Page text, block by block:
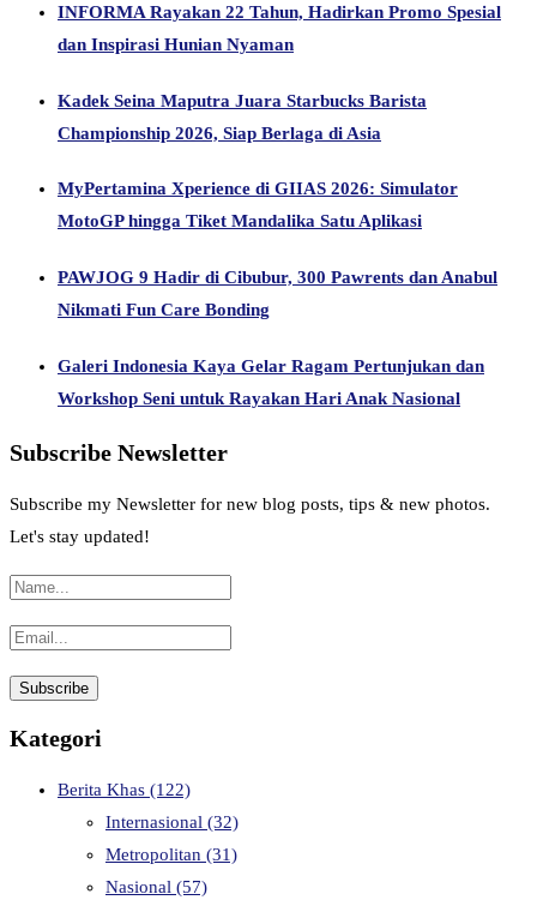
INFORMA Rayakan 22 Tahun, Hadirkan Promo Spesial
dan Inspirasi Hunian Nyaman
Kadek Seina Maputra Juara Starbucks Barista
Championship 2026, Siap Berlaga di Asia
MyPertamina Xperience di GIIAS 2026: Simulator
MotoGP hingga Tiket Mandalika Satu Aplikasi
PAWJOG 9 Hadir di Cibubur, 300 Pawrents dan Anabul
Nikmati Fun Care Bonding
Galeri Indonesia Kaya Gelar Ragam Pertunjukan dan
Workshop Seni untuk Rayakan Hari Anak Nasional
Subscribe Newsletter
Subscribe my Newsletter for new blog posts, tips & new photos.
Let's stay updated!
Kategori
Berita Khas (122)
Internasional (32)
Metropolitan (31)
Nasional (57)